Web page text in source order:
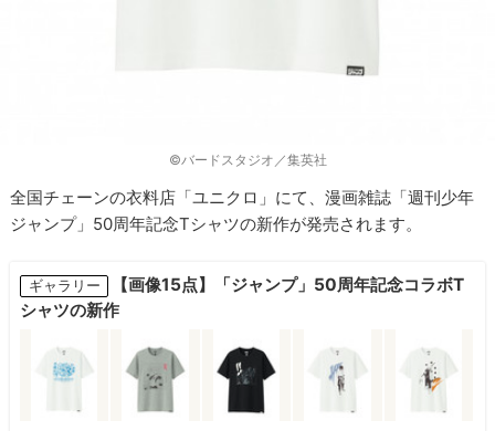
©バードスタジオ／集英社
全国チェーンの衣料店「ユニクロ」にて、漫画雑誌「週刊少年
ジャンプ」50周年記念Tシャツの新作が発売されます。
ギャラリー
【画像15点】「ジャンプ」50周年記念コラボT
シャツの新作